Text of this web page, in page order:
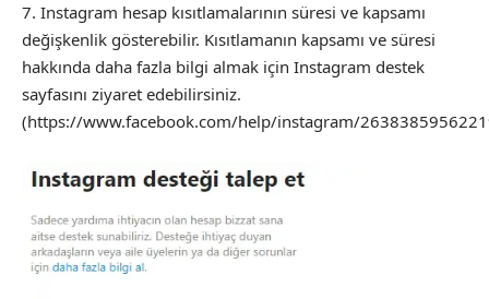
Instagram hesap kısıtlamalarının süresi ve kapsamı
değişkenlik gösterebilir. Kısıtlamanın kapsamı ve süresi
hakkında daha fazla bilgi almak için Instagram destek
sayfasını ziyaret edebilirsiniz.
(https://www.facebook.com/help/instagram/